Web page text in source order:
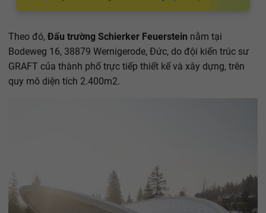
Theo đó, Đấu trường Schierker Feuerstein nằm tại
Bodeweg 16, 38879 Wernigerode, Đức, do đội kiến trúc sư
GRAFT của thành phố trực tiếp thiết kế và xây dựng, trên
quy mô diện tích 2.400m2.